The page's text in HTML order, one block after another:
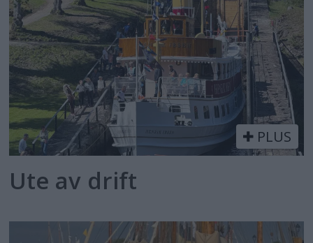
PLUS
Ute av drift